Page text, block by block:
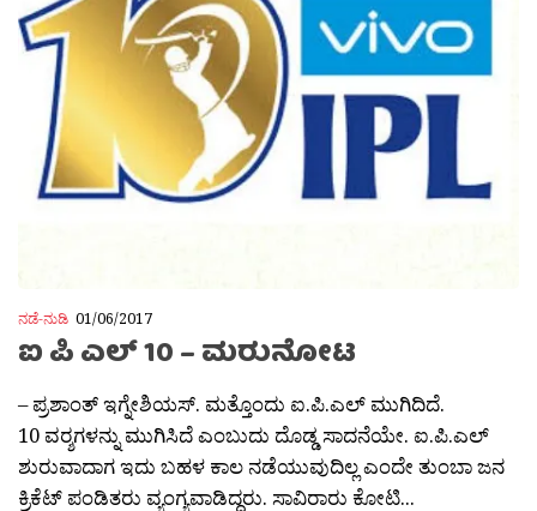
ನಡೆ-ನುಡಿ 01/06/2017
ಐ ಪಿ ಎಲ್ 10 – ಮರುನೋಟ
– ಪ್ರಶಾಂತ್ ಇಗ್ನೇಶಿಯಸ್. ಮತ್ತೊಂದು ಐ.ಪಿ.ಎಲ್ ಮುಗಿದಿದೆ.
10 ವರ‍್ಶಗಳನ್ನು ಮುಗಿಸಿದೆ ಎಂಬುದು ದೊಡ್ಡ ಸಾದನೆಯೇ. ಐ.ಪಿ.ಎಲ್
ಶುರುವಾದಾಗ ಇದು ಬಹಳ ಕಾಲ ನಡೆಯುವುದಿಲ್ಲ ಎಂದೇ ತುಂಬಾ ಜನ
ಕ್ರಿಕೆಟ್ ಪಂಡಿತರು ವ್ಯಂಗ್ಯವಾಡಿದ್ದರು. ಸಾವಿರಾರು ಕೋಟಿ...